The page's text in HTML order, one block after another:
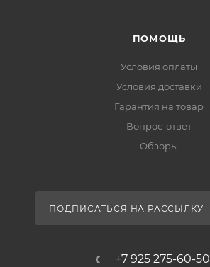
ПОМОЩЬ
Условия оплаты
Условия доставки
Гарантия на товар
Вопрос-ответ
Обзоры
ПОДПИСАТЬСЯ НА РАССЫЛКУ
+7 925 275-60-50